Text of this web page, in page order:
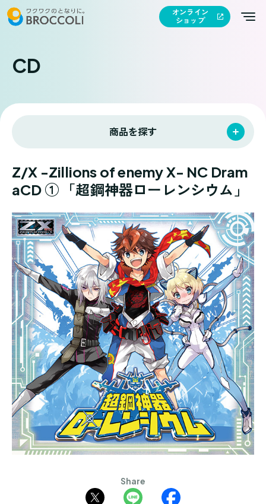
オンライン
ショップ
CD
商品を探す
Z/X -Zillions of enemy X- NC Dram
aCD ① 「超鋼神器ローレンシウム」
Share